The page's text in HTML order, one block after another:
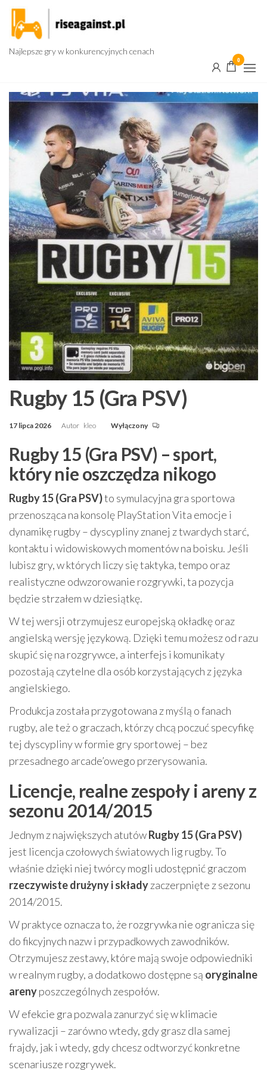
Przejdź
treści
Najlepsze gry w konkurencyjnych cenach
0
Rugby 15 (Gra PSV)
17 lipca 2026 Autor kleo Wyłączony
Rugby 15 (Gra PSV) – sport,
który nie oszczędza nikogo
Rugby 15 (Gra PSV)to symulacyjna gra sportowa
przenosząca na konsolę PlayStation Vita emocje i
dynamikę rugby – dyscypliny znanej z twardych starć,
kontaktu i widowiskowych momentów na boisku. Jeśli
lubisz gry, w których liczy się taktyka, tempo oraz
realistyczne odwzorowanie rozgrywki, ta pozycja
będzie strzałem w dziesiątkę.
W tej wersji otrzymujesz europejską okładkę oraz
angielską wersję językową. Dzięki temu możesz od razu
skupić się na rozgrywce, a interfejs i komunikaty
pozostają czytelne dla osób korzystających z języka
angielskiego.
Produkcja została przygotowana z myślą o fanach
rugby, ale też o graczach, którzy chcą poczuć specyfikę
tej dyscypliny w formie gry sportowej – bez
przesadnego arcade’owego przerysowania.
Licencje, realne zespoły i areny z
sezonu 2014/2015
Jednym z największych atutówRugby 15 (Gra PSV)
jest licencja czołowych światowych lig rugby. To
właśnie dzięki niej twórcy mogli udostępnić graczom
rzeczywiste drużyny i składyzaczerpnięte z sezonu
2014/2015.
W praktyce oznacza to, że rozgrywka nie ogranicza się
do fikcyjnych nazw i przypadkowych zawodników.
Otrzymujesz zestawy, które mają swoje odpowiedniki
w realnym rugby, a dodatkowo dostępne są oryginalne
arenyposzczególnych zespołów.
W efekcie gra pozwala zanurzyć się w klimacie
rywalizacji – zarówno wtedy, gdy grasz dla samej
frajdy, jak i wtedy, gdy chcesz odtworzyć konkretne
scenariusze rozgrywek.